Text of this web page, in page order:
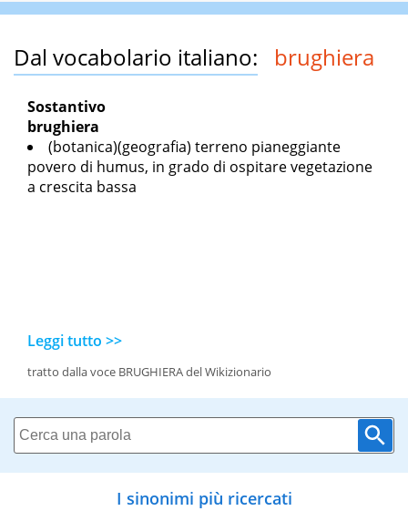
Dal vocabolario italiano: brughiera
Sostantivo
brughiera
(botanica)(geografia) terreno pianeggiante
povero di humus, in grado di ospitare vegetazione
a crescita bassa
Leggi tutto >>
tratto dalla voce BRUGHIERA del Wikizionario
I sinonimi più ricercati